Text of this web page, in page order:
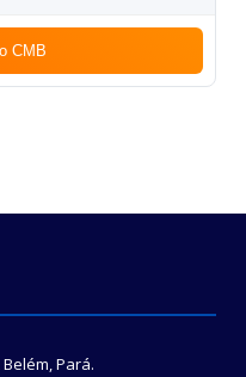
CMB
Pará.